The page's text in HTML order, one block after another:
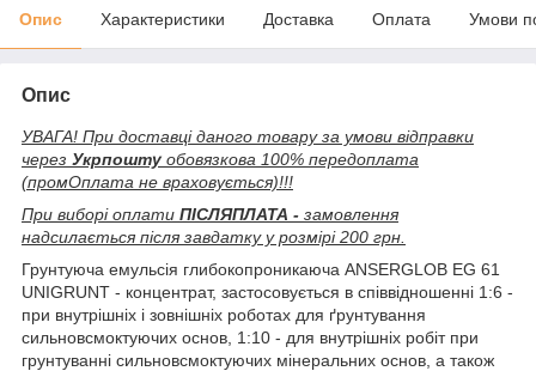
Опис Характеристики Доставка Оплата Умови
Опис
УВАГА! При доставці даного товару за умови відправки
через Укрпошту обовязкова 100% передоплата
(промОплата не враховується)!!!
При виборі оплати ПІСЛЯПЛАТА - замовлення
надсилається після завдатку у розмірі 200 грн.
Грунтуюча емульсія глибокопроникаюча ANSERGLOB EG 61
UNIGRUNT - концентрат, застосовується в співвідношенні 1:6 -
при внутрішніх і зовнішніх роботах для ґрунтування
сильновсмоктуючих основ, 1:10 - для внутрішніх робіт при
грунтуванні сильновсмоктуючих мінеральних основ, а також